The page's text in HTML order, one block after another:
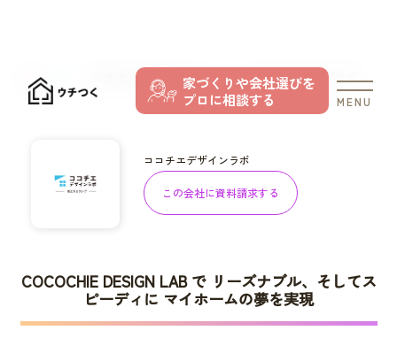
MENU
家づくりや会社選びを
プロに相談する
TOP おすすめの住宅メーカー ココチエデザインラボ
ココチエデザインラボ
この会社に資料請求する
COCOCHIE DESIGN LAB で リーズナブル、そしてス
ピーディに マイホームの夢を実現